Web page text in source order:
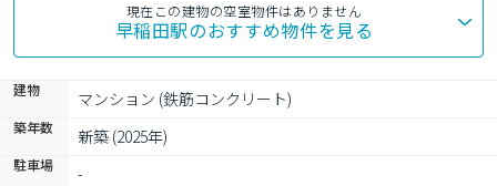
現在この建物の空室物件はありません
早稲田駅のおすすめ物件を見る
建物 マンション (鉄筋コンクリート)
築年数 新築 (2025年)
駐車場 -